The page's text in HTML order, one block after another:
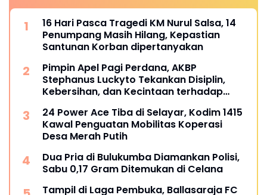
16 Hari Pasca Tragedi KM Nurul Salsa, 14
Penumpang Masih Hilang, Kepastian
Santunan Korban dipertanyakan
Pimpin Apel Pagi Perdana, AKBP
Stephanus Luckyto Tekankan Disiplin,
Kebersihan, dan Kecintaan terhadap
24 Power Ace Tiba di Selayar, Kodim 1415
Kawal Penguatan Mobilitas Koperasi
Desa Merah Putih
Dua Pria di Bulukumba Diamankan Polisi,
Sabu 0,17 Gram Ditemukan di Celana
Tampil di Laga Pembuka, Ballasaraja FC